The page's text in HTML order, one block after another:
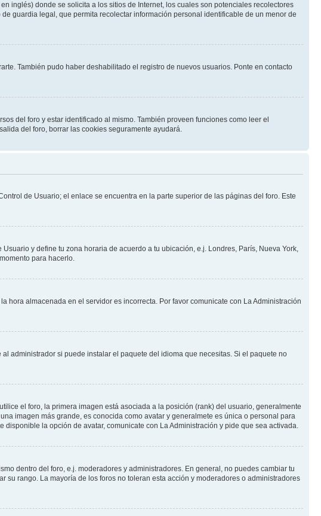
inglés) donde se solicita a los sitios de Internet, los cuales son potenciales recolectores
guardia legal, que permita recolectar información personal identificable de un menor de
También pudo haber deshabilitado el registro de nuevos usuarios. Ponte en contacto
del foro y estar identificado al mismo. También proveen funciones como leer el
del foro, borrar las cookies seguramente ayudará.
de Usuario; el enlace se encuentra en la parte superior de las páginas del foro. Este
y define tu zona horaria de acuerdo a tu ubicación, e.j. Londres, París, Nueva York,
para hacerlo.
almacenada en el servidor es incorrecta. Por favor comunicate con La Administración
administrador si puede instalar el paquete del idioma que necesitas. Si el paquete no
el foro, la primera imagen está asociada a la posición (rank) del usuario, generalmente
imagen más grande, es conocida como avatar y generalmete es única o personal para
la opción de avatar, comunicate con La Administración y pide que sea activada.
dentro del foro, e.j. moderadores y administradores. En general, no puedes cambiar tu
rango. La mayoría de los foros no toleran esta acción y moderadores o administradores